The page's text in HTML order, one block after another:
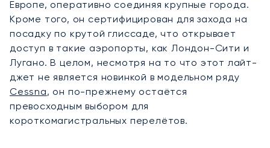
Европе, оперативно соединяя крупные города.
Кроме того, он сертифицирован для захода на
посадку по крутой глиссаде, что открывает
доступ в такие аэропорты, как Лондон-Сити и
Лугано. В целом, несмотря на то что этот лайт-
джет не является новинкой в модельном ряду
Cessna, он по-прежнему остаётся
превосходным выбором для
короткомагистральных перелётов.